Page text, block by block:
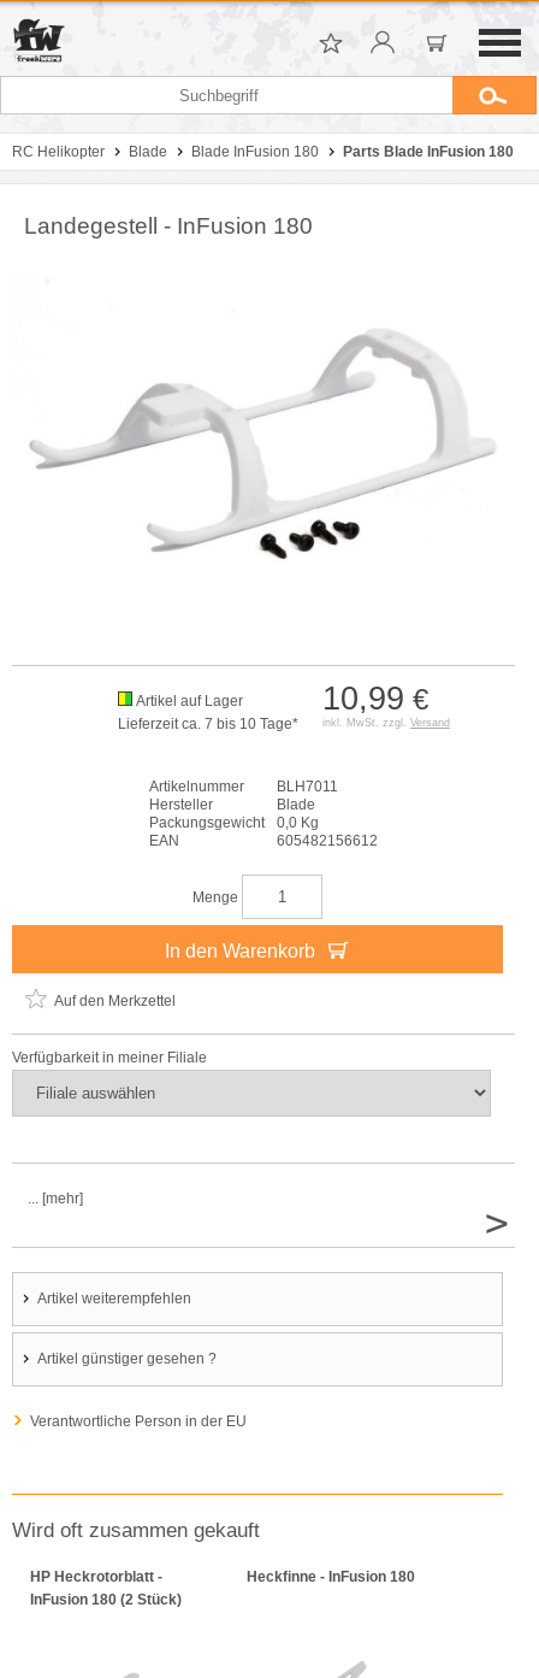
RC Helikopter Blade Blade InFusion 180 Parts Blade InFusion 180
Landegestell - InFusion 180
10,99 €
inkl. MwSt. zzgl. Versand
Artikel auf Lager
Lieferzeit ca. 7 bis 10 Tage*
Artikelnummer
BLH7011
Hersteller
Blade
Packungsgewicht
0,0 Kg
EAN
605482156612
Menge
In den Warenkorb
Auf den Merkzettel
Verfügbarkeit in meiner Filiale
... [mehr]
>
Artikel weiterempfehlen
Artikel günstiger gesehen ?
Verantwortliche Person in der EU
Wird oft zusammen gekauft
HP Heckrotorblatt -
InFusion 180 (2 Stück)
Heckfinne - InFusion 180